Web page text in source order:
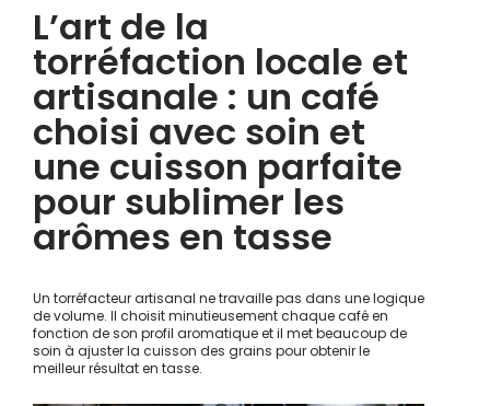
L’art de la
torréfaction locale et
artisanale : un café
choisi avec soin et
une cuisson parfaite
pour sublimer les
arômes en tasse
Un torréfacteur artisanal ne travaille pas dans une logique
de volume. Il choisit minutieusement chaque café en
fonction de son profil aromatique et il met beaucoup de
soin à ajuster la cuisson des grains pour obtenir le
meilleur résultat en tasse.